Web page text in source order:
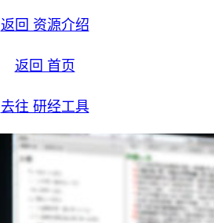
返回 资源介绍
返回 首页
去往 研经工具